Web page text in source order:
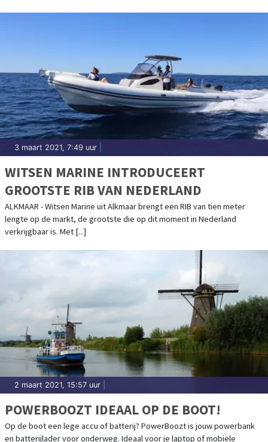
3 maart 2021, 7:49 uur
WITSEN MARINE INTRODUCEERT
GROOTSTE RIB VAN NEDERLAND
ALKMAAR - Witsen Marine uit Alkmaar brengt een RIB van tien meter
lengte op de markt, de grootste die op dit moment in Nederland
verkrijgbaar is. Met [...]
2 maart 2021, 15:57 uur
POWERBOOZT IDEAAL OP DE BOOT!
Op de boot een lege accu of batterij? PowerBoozt is jouw powerbank
en batterijlader voor onderweg. Ideaal voor je laptop of mobiele